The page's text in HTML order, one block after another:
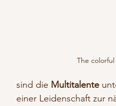
The
sind die Multitalente
einer Leidenschaft zur